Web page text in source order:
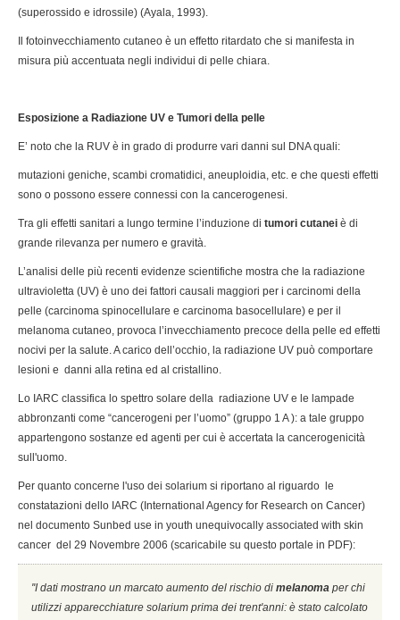
(superossido e idrossile) (Ayala, 1993).
Il fotoinvecchiamento cutaneo è un effetto ritardato che si manifesta in
misura più accentuata negli individui di pelle chiara.
Esposizione a Radiazione UV e Tumori della pelle
E’ noto che la RUV è in grado di produrre vari danni sul DNA quali:
mutazioni geniche, scambi cromatidici, aneuploidia, etc. e che questi effetti
sono o possono essere connessi con la cancerogenesi.
Tra gli effetti sanitari a lungo termine l’induzione di tumori cutanei è di
grande rilevanza per numero e gravità.
L’analisi delle più recenti evidenze scientifiche mostra che la radiazione
ultravioletta (UV) è uno dei fattori causali maggiori per i carcinomi della
pelle (carcinoma spinocellulare e carcinoma basocellulare) e per il
melanoma cutaneo, provoca l’invecchiamento precoce della pelle ed effetti
nocivi per la salute. A carico dell’occhio, la radiazione UV può comportare
lesioni e danni alla retina ed al cristallino.
Lo IARC classifica lo spettro solare della radiazione UV e le lampade
abbronzanti come “cancerogeni per l’uomo” (gruppo 1 A ): a tale gruppo
appartengono sostanze ed agenti per cui è accertata la cancerogenicità
sull'uomo.
Per quanto concerne l'uso dei solarium si riportano al riguardo le
constatazioni dello IARC (International Agency for Research on Cancer)
nel documento Sunbed use in youth unequivocally associated with skin
cancer del 29 Novembre 2006 (scaricabile su questo portale in PDF):
''I dati mostrano un marcato aumento del rischio di melanoma per chi
utilizzi apparecchiature solarium prima dei trent'anni: è stato calcolato